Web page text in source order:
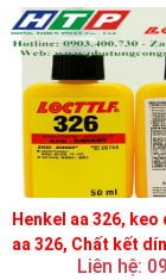
Henkel aa 326, keo
aa 326, Chất kết
Liên hệ: